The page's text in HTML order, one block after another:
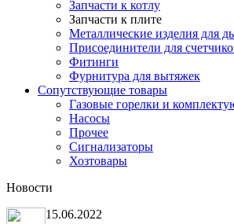
Запчасти к котлу
Запчасти к плите
Металлические изделия для
Присоединители для
Фитинги
Фурнитура для вытяжек
Сопутствующие товары
Газовые горелки и
Насосы
Прочее
Сигнализаторы
Хозтовары
Новости
15.06.2022